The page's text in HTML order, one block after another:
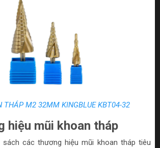
THÁP M2 32MM KINGBLUE KBT04-32
hiệu mũi khoan tháp
sách các thương hiệu mũi khoan tháp tiêu